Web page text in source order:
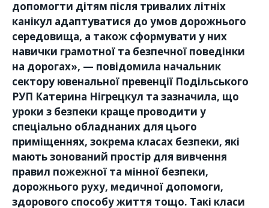
допомогти дітям після тривалих літніх
канікул адаптуватися до умов дорожнього
середовища, а також сформувати у них
навички грамотної та безпечної поведінки
на дорогах», — повідомила начальник
сектору ювенальної превенції Подільського
РУП Катерина Нігрецкул та зазначила, що
уроки з безпеки краще проводити у
спеціально обладнаних для цього
приміщеннях, зокрема класах безпеки, які
мають зонований простір для вивчення
правил пожежної та мінної безпеки,
дорожнього руху, медичної допомоги,
здорового способу життя тощо. Такі класи